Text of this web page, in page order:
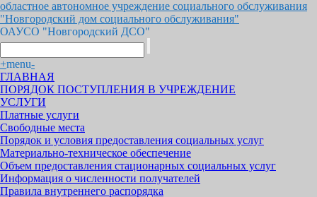
областное автономное учреждение социального обслуживания
"Новгородский дом социального обслуживания"
ОАУСО "Новгородский ДСО"
+menu-
ГЛАВНАЯ
ПОРЯДОК ПОСТУПЛЕНИЯ В УЧРЕЖДЕНИЕ
УСЛУГИ
Платные услуги
Свободные места
Порядок и условия предоставления социальных услуг
Материально-техническое обеспечение
Объем предоставления стационарных социальных услуг
Информация о численности получателей
Правила внутреннего распорядка